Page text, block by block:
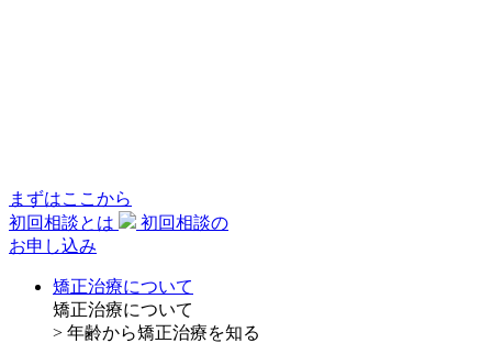
まずはここから
初回相談とは
初回相談の
お申し込み
矯正治療について
矯正治療について
> 年齢から矯正治療を知る